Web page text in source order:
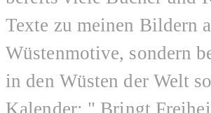
Texte zu meinen Bildern
Wüstenmotive, sondern
in den Wüsten der Welt
Kalender: " Bringt